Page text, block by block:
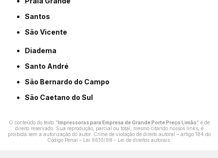
Santos
São Vicente
Diadema
Santo André
São Bernardo do Campo
São Caetano do Sul
O conteúdo do texto "Impressoras para Empresa de Grande Porte Preço Limão" é de
direito reservado. Sua reprodução, parcial ou total, mesmo citando nossos links, é
proibida sem a autorização do autor. Crime de violação de direito autoral – artigo 184 do
Código Penal – Lei 9610/98 - Lei de direitos autorais.